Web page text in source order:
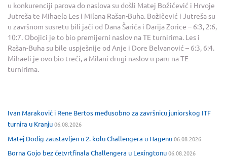
u konkurenciji parova do naslova su došli Matej Božičević i Hrvoje
Jutreša te Mihaela Les i Milana Rašan-Buha. Božičević i Jutreša su
u završnom susretu bili jači od Dana Šarića i Darija Zorice – 6:3, 2:6,
10:7. Obojici je to bio premijerni naslov na TE turnirima. Les i
Rašan-Buha su bile uspješnije od Anje i Dore Belvanović – 6:3, 6:4.
Mihaeli je ovo bio treći, a Milani drugi naslov u paru na TE
turnirima.
Ivan Maraković i Rene Bertos međusobno za završnicu juniorskog ITF
turnira u Kranju06.08.2026
Matej Dodig zaustavljen u 2. kolu Challengera u Hagenu06.08.2026
Borna Gojo bez četvrtfinala Challengera u Lexingtonu06.08.2026